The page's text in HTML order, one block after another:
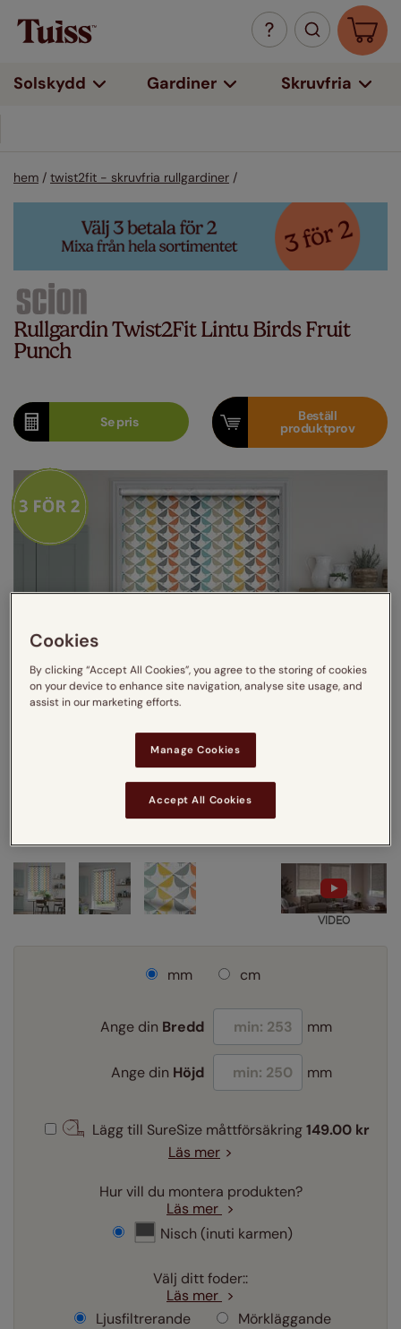
Solskydd Gardiner Skruvfria
hem / twist2fit - skruvfria rullgardiner /
Rullgardin Twist2Fit Lintu Birds Fruit
Punch
Sepris Beställ
produktprov
Se hur gardinen ser ut i
VIDEO
mm cm
Ange din Bredd mm
Ange din Höjd mm
Lägg till SureSize måttförsäkring 149.00 kr
Läs mer
Hur vill du montera produkten?
Läs mer
Nisch (inuti karmen)
Välj ditt foder::
Läs mer
Ljusfiltrerande
Mörkläggande
Cookies
By clicking “Accept All Cookies”, you agree to the storing of cookies
on your device to enhance site navigation, analyse site usage, and
assist in our marketing efforts.
Manage Cookies
Accept All Cookies